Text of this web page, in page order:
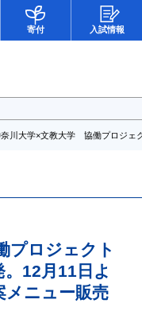
寄付 入試情報
川大学×文教大学 協働プロジェ
プロジェクト
12月11日よ
メニュー販売